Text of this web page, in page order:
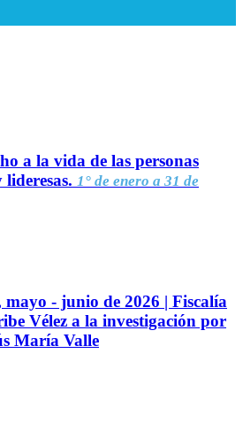
a la vida de las personas
lideresas. 1° de enero a 31 de
- junio de 2026 | Fiscalía
Vélez a la investigación por
María Valle